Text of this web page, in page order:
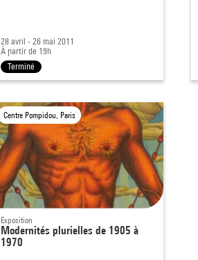
28 avril - 26 mai 2011
À partir de 19h
Terminé
Centre Pompidou, Paris
Exposition
Modernités plurielles de 1905 à
1970